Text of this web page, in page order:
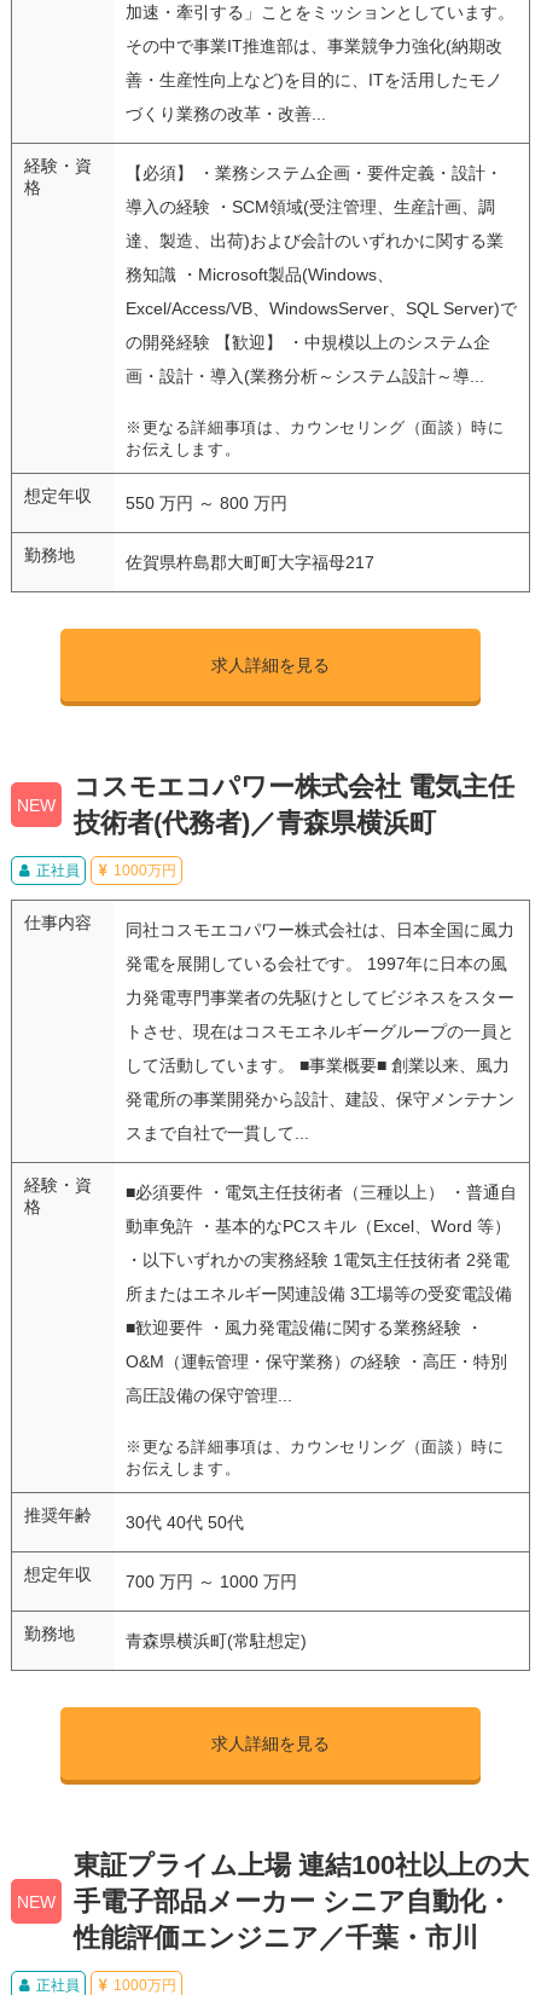
加速・牽引する」ことをミッションとしています。
その中で事業IT推進部は、事業競争力強化(納期改
善・生産性向上など)を目的に、ITを活用したモノ
づくり業務の改革・改善...
経験・資
格
【必須】 ・業務システム企画・要件定義・設計・
導入の経験 ・SCM領域(受注管理、生産計画、調
達、製造、出荷)および会計のいずれかに関する業
務知識 ・Microsoft製品(Windows、
Excel/Access/VB、WindowsServer、SQL Server)で
の開発経験 【歓迎】 ・中規模以上のシステム企
画・設計・導入(業務分析～システム設計～導...
※更なる詳細事項は、カウンセリング（面談）時に
お伝えします。
想定年収 550 万円 ～ 800 万円
勤務地 佐賀県杵島郡大町町大字福母217
求人詳細を見る
NEW
コスモエコパワー株式会社 電気主任
技術者(代務者)／青森県横浜町
正社員 1000万円
仕事内容
同社コスモエコパワー株式会社は、日本全国に風力
発電を展開している会社です。 1997年に日本の風
力発電専門事業者の先駆けとしてビジネスをスター
トさせ、現在はコスモエネルギーグループの一員と
して活動しています。 ■事業概要■ 創業以来、風力
発電所の事業開発から設計、建設、保守メンテナン
スまで自社で一貫して...
経験・資
格
■必須要件 ・電気主任技術者（三種以上） ・普通自
動車免許 ・基本的なPCスキル（Excel、Word 等）
・以下いずれかの実務経験 1電気主任技術者 2発電
所またはエネルギー関連設備 3工場等の受変電設備
■歓迎要件 ・風力発電設備に関する業務経験 ・
O&M（運転管理・保守業務）の経験 ・高圧・特別
高圧設備の保守管理...
※更なる詳細事項は、カウンセリング（面談）時に
お伝えします。
推奨年齢 30代 40代 50代
想定年収 700 万円 ～ 1000 万円
勤務地 青森県横浜町(常駐想定)
求人詳細を見る
NEW
東証プライム上場 連結100社以上の大
手電子部品メーカー シニア自動化・
性能評価エンジニア／千葉・市川
正社員 1000万円